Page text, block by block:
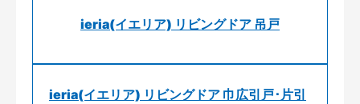
ieria(イエリア) リビングドア 吊戸
ieria(イエリア) リビングドア 巾広引戸･片引